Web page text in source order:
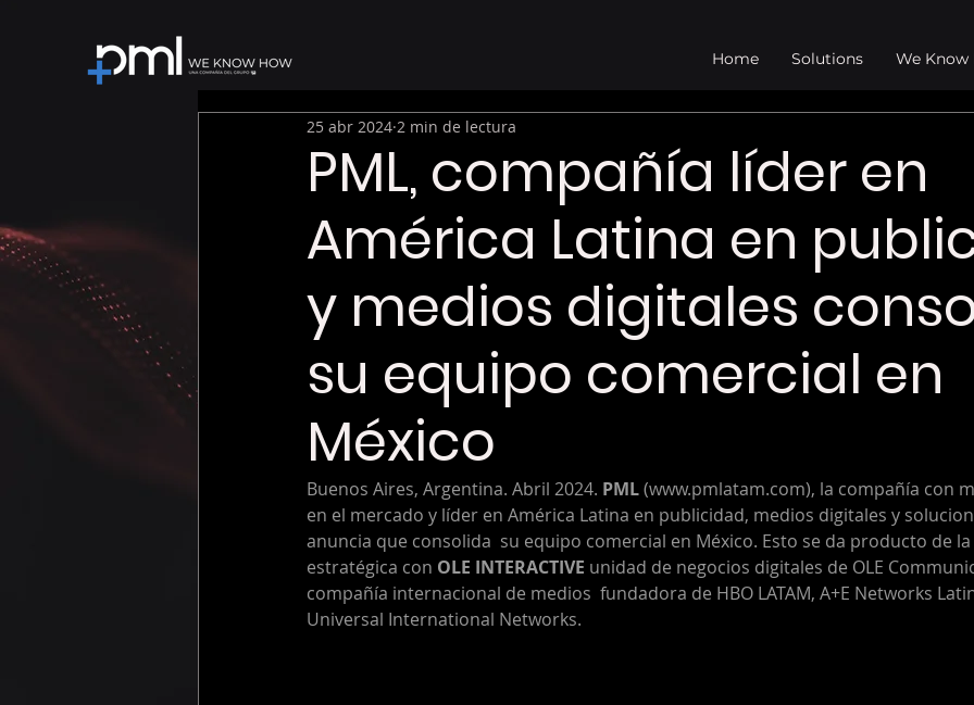
Home Solutions We Know
PML, compañía líder en
América Latina en
y medios digitales
su equipo comercial en
México
25 abr 2024 2 min de lectura
Buenos Aires, Argentina. Abril 2024. PML (www.pmlatam.com), la compañía con
en el mercado y líder en América Latina en publicidad, medios digitales y
anuncia que consolida  su equipo comercial en México. Esto se da producto de la
estratégica con OLE INTERACTIVE unidad de negocios digitales de OLE
compañía internacional de medios  fundadora de HBO LATAM, A+E Networks
Universal International Networks.